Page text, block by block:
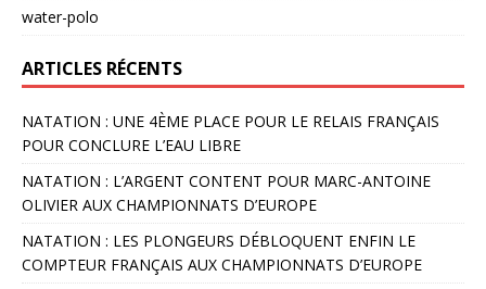
water-polo
ARTICLES RÉCENTS
NATATION : UNE 4ÈME PLACE POUR LE RELAIS FRANÇAIS
POUR CONCLURE L’EAU LIBRE
NATATION : L’ARGENT CONTENT POUR MARC-ANTOINE
OLIVIER AUX CHAMPIONNATS D’EUROPE
NATATION : LES PLONGEURS DÉBLOQUENT ENFIN LE
COMPTEUR FRANÇAIS AUX CHAMPIONNATS D’EUROPE